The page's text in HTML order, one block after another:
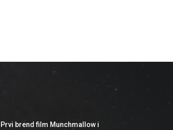
Prvi brend film Munchmallow i